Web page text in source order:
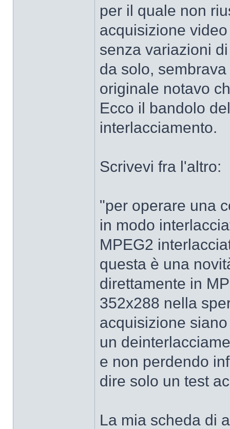
per il quale non
acquisizione
senza variazioni
da solo,
originale notavo
Ecco il bandolo
interlacciamento.
Scrivevi fra l'altro:
"per operare una
in modo
MPEG2
questa è una
direttamente in
352x288 nella
acquisizione
un
e non perdendo
dire solo un test
La mia scheda di